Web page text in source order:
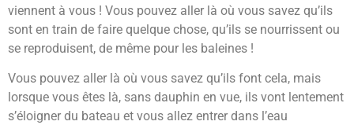
viennent à vous ! Vous pouvez aller là où vous savez qu’ils
sont en train de faire quelque chose, qu’ils se nourrissent ou
se reproduisent, de même pour les baleines !
Vous pouvez aller là où vous savez qu’ils font cela, mais
lorsque vous êtes là, sans dauphin en vue, ils vont lentement
s’éloigner du bateau et vous allez entrer dans l’eau